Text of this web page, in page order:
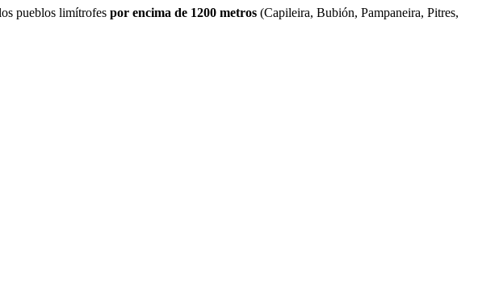
pueblos limítrofes por encima de 1200 metros (Capileira, Bubión, Pampaneira, Pitres,